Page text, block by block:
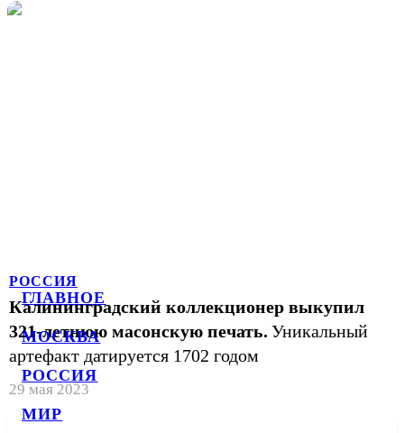
ГЛАВНОЕ
МОСКВА
РОССИЯ
МИР
РОССИЯ
Калининградский коллекционер выкупил
321-летнюю масонскую печать. Уникальный
артефакт датируется 1702 годом
29 мая 2023